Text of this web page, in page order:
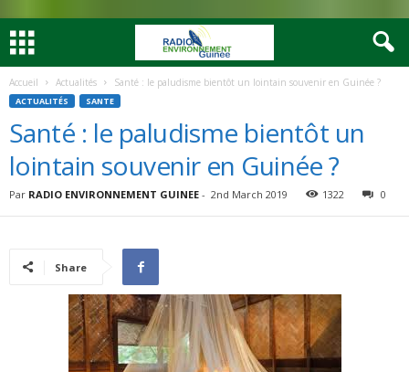
Accueil Actualités Santé : le paludisme bientôt un lointain souvenir en Guinée ?
ACTUALITÉS SANTE
Santé : le paludisme bientôt un
lointain souvenir en Guinée ?
Par RADIO ENVIRONNEMENT GUINEE - 2nd March 2019 1322 0
Share